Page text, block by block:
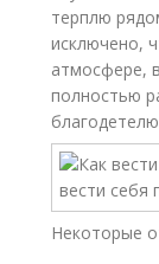
терплю
исключено,
атмосфере,
полностью
Некоторые